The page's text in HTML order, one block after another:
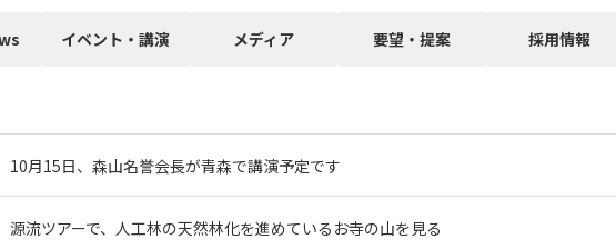
イベント・講演 メディア 要望・提案 採用情報
10月15日、森山名誉会長が青森で講演予定です
源流ツアーで、人工林の天然林化を進めているお寺の山を見る